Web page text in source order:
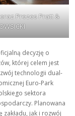
Prezes Pratt &
decyzję o
której celem jest
technologii dual-
Euro-Park
sektora
Planowana
jak i rozwój